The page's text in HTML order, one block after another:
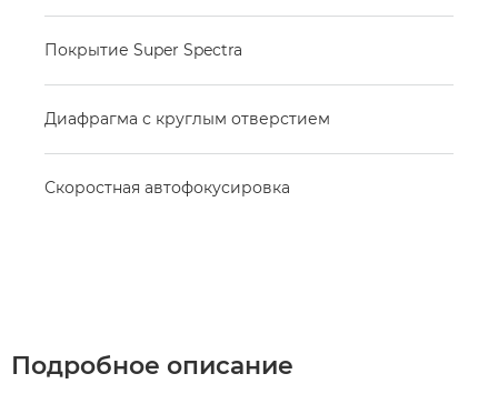
Покрытие Super Spectra
Диафрагма с круглым отверстием
Скоростная автофокусировка
Подробное описание